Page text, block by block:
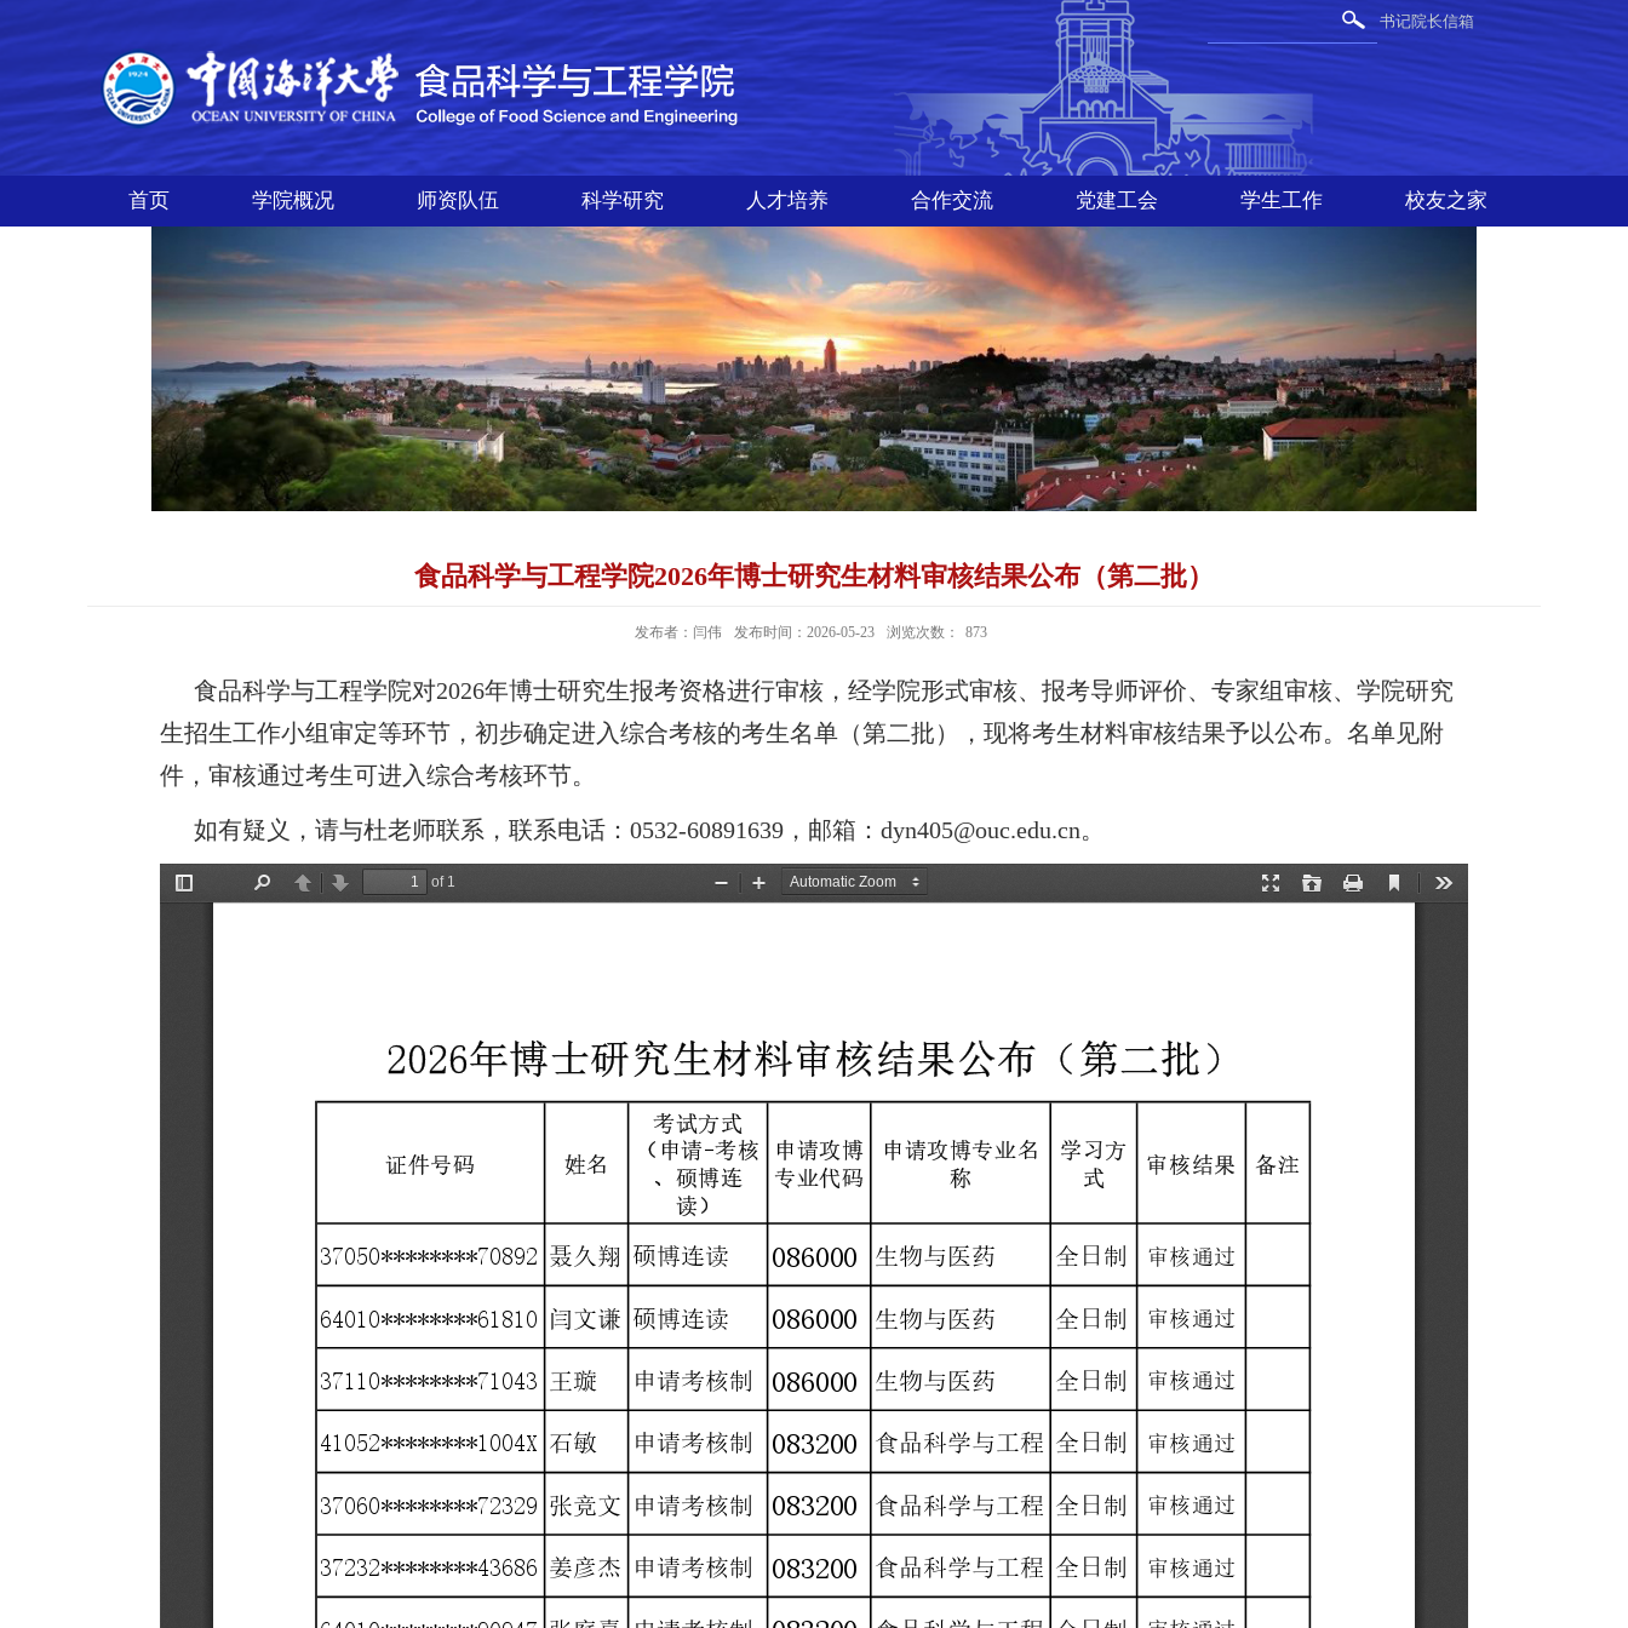
书记院长信箱
首页 学院概况 师资队伍 科学研究 人才培养 合作交流 党建工会 学生工作 校友之家
食品科学与工程学院2026年博士研究生材料审核结果公布（第二批）
发布者：闫伟 发布时间：2026-05-23 浏览次数： 873
食品科学与工程学院对2026年博士研究生报考资格进行审核 ， 经学院形式审核、 报考导师评价、 专家组审核、学院研究
生招生工作小组审定等环节 ，初步确定进入综合考核的考生名单（第二批），现将考生材料审核结果予以公布。 名单见附
件，审核通过考生可进入综合考核环节。
如有疑义 ，请与杜老师联系， 联系电话： 0532-60891639 ，邮箱： dyn405@ouc.edu.cn。